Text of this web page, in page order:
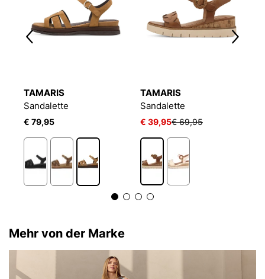
TAMARIS
Sandalette
€ 79,95
TAMARIS
Sandalette
€ 39,95€ 69,95
Mehr von der Marke